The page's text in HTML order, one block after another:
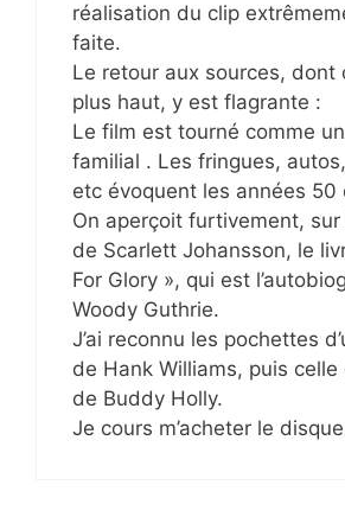
réalisation du clip
faite.
Le retour aux sources, dont
plus haut, y est flagrante :
Le film est tourné comme
familial . Les fringues,
etc évoquent les années 50
On aperçoit furtivement,
de Scarlett Johansson, le
For Glory », qui est
Woody Guthrie.
J’ai reconnu les pochettes
de Hank Williams, puis celle
de Buddy Holly.
Je cours m’acheter le